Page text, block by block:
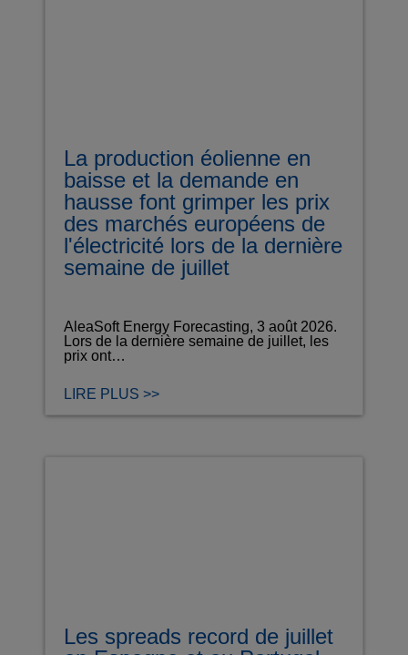
La production éolienne en
baisse et la demande en
hausse font grimper les prix
des marchés européens de
l'électricité lors de la dernière
semaine de juillet
AleaSoft Energy Forecasting, 3 août 2026.
Lors de la dernière semaine de juillet, les
prix ont…
LIRE PLUS >>
Les spreads record de juillet